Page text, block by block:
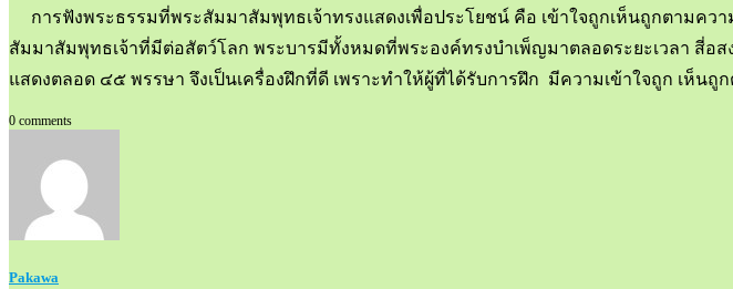
การฟังพระธรรมที่พระสัมมาสัมพุทธเจ้าทรงแสดงเพื่อประโยชน์ คือ เข้าใจถูกเห็นถูกตามคว
สัมมาสัมพุทธเจ้าที่มีต่อสัตว์โลก พระบารมีทั้งหมดที่พระองค์ทรงบำเพ็ญมาตลอดระยะเวลา สี่อ
แสดงตลอด ๔๕ พรรษา จึงเป็นเครื่องฝึกที่ดี เพราะทำให้ผู้ที่ได้รับการฝึก มีความเข้าใจถูก เห็น
0 comments
Pakawa